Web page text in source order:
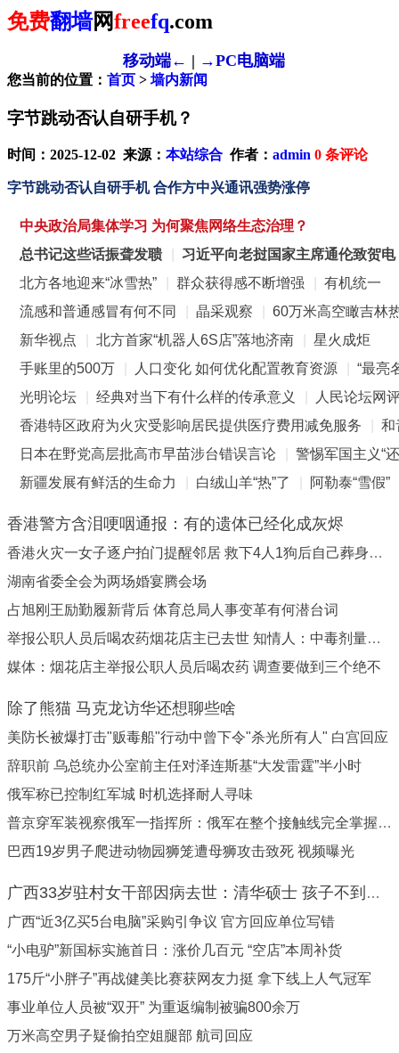
免费翻墙网freefq.com
移动端← | →PC电脑端
您当前的位置： 首页 > 墙内新闻
字节跳动否认自研手机？
时间：2025-12-02 来源： 本站综合 作者： admin 0 条评论
字节跳动否认自研手机 合作方中兴通讯强势涨停
中央政治局集体学习 为何聚焦网络生态治理？
总书记这些话振聋发聩
习近平向老挝国家主席通伦致贺电
北方各地迎来“冰雪热”
群众获得感不断增强
有机统一
流感和普通感冒有何不同
晶采观察
60万米高空瞰吉林
新华视点
北方首家“机器人6S店”落地济南
星火成炬
手账里的500万
人口变化 如何优化配置教育资源
“最亮
光明论坛
经典对当下有什么样的传承意义
人民论坛网
香港特区政府为火灾受影响居民提供医疗费用减免服务
和
日本在野党高层批高市早苗涉台错误言论
警惕军国主义“
新疆发展有鲜活的生命力
白绒山羊“热”了 阿勒泰“雪假”
香港警方含泪哽咽通报：有的遗体已经化成灰烬
香港火灾一女子逐户拍门提醒邻居 救下4人1狗后自己葬身火海
湖南省委全会为两场婚宴腾会场
占旭刚王励勤履新背后 体育总局人事变革有何潜台词
举报公职人员后喝农药烟花店主已去世 知情人：中毒剂量太大
媒体：烟花店主举报公职人员后喝农药 调查要做到三个绝不
除了熊猫 马克龙访华还想聊些啥
美防长被爆打击"贩毒船"行动中曾下令"杀光所有人" 白宫回应
辞职前 乌总统办公室前主任对泽连斯基“大发雷霆”半小时
俄军称已控制红军城 时机选择耐人寻味
普京穿军装视察俄军一指挥所：俄军在整个接触线完全掌握主动权
巴西19岁男子爬进动物园狮笼遭母狮攻击致死 视频曝光
广西33岁驻村女干部因病去世：清华硕士 孩子不到一岁
广西“近3亿买5台电脑”采购引争议 官方回应单位写错
“小电驴”新国标实施首日：涨价几百元 “空店”本周补货
175斤“小胖子”再战健美比赛获网友力挺 拿下线上人气冠军
事业单位人员被“双开” 为重返编制被骗800余万
万米高空男子疑偷拍空姐腿部 航司回应